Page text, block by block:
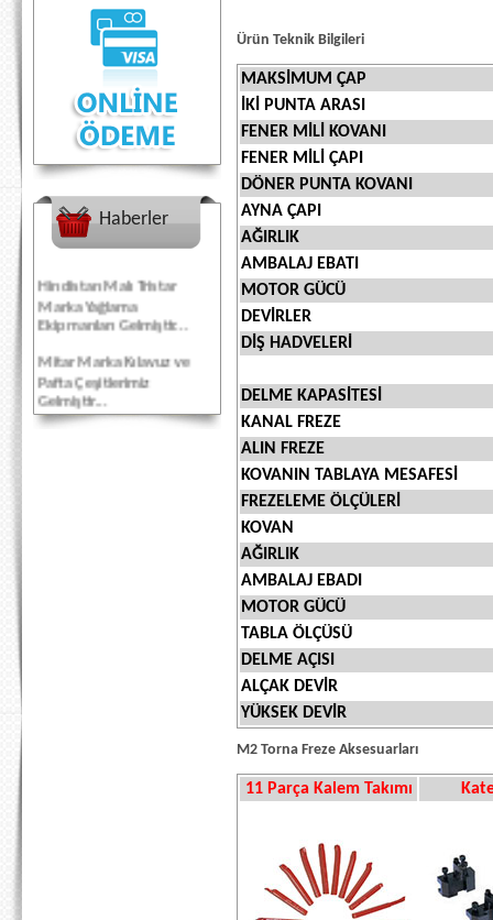
Haberler
Hindistan Malı Tristar
Marka Yağlama
Ekipmanları Gelmiştir...
Mitar Marka Kılavuz ve
Pafta Çeşitlerimiz
Gelmiştir...
Akbank Kredi Kartlarına
Ürün Teknik Bilgileri
MAKSİMUM ÇAP
İKİ PUNTA ARASI
FENER MİLİ KOVANI
FENER MİLİ ÇAPI
DÖNER PUNTA KOVANI
AYNA ÇAPI
AĞIRLIK
AMBALAJ EBATI
MOTOR GÜCÜ
DEVİRLER
DİŞ HADVELERİ
DELME KAPASİTESİ
KANAL FREZE
ALIN FREZE
KOVANIN TABLAYA MESAFESİ
FREZELEME ÖLÇÜLERİ
KOVAN
AĞIRLIK
AMBALAJ EBADI
MOTOR GÜCÜ
TABLA ÖLÇÜSÜ
DELME AÇISI
ALÇAK DEVİR
YÜKSEK DEVİR
M2 Torna Freze Aksesuarları
11 Parça Kalem Takımı